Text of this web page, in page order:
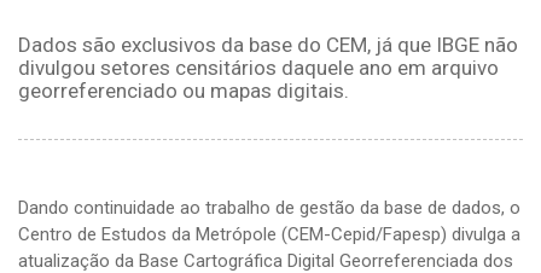
Dados são exclusivos da base do CEM, já que IBGE não
divulgou setores censitários daquele ano em arquivo
georreferenciado ou mapas digitais.
Dando continuidade ao trabalho de gestão da base de dados, o
Centro de Estudos da Metrópole (CEM-Cepid/Fapesp) divulga a
atualização da Base Cartográfica Digital Georreferenciada dos